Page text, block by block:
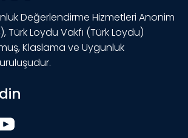
Değerlendirme Hizmetleri Anonim
Türk Loydu Vakfı (Türk Loydu)
Klaslama ve Uygunluk